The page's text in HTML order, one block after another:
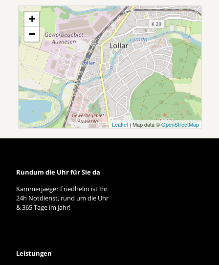
+
−
Leaflet| Map data ©OpenStreetMap
Rundum die Uhr für Sie da
Kammerjaeger Friedhelm ist Ihr
24h Notdienst, rund um die Uhr
& 365 Tage im Jahr!
Leistungen